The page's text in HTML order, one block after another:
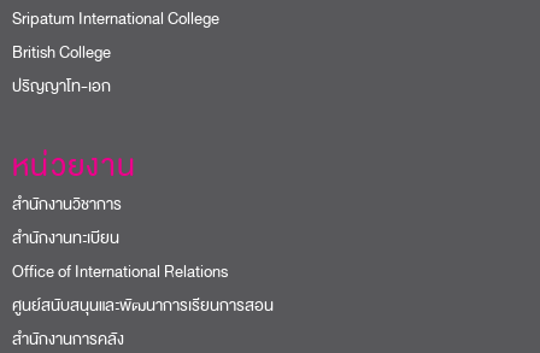
Sripatum International College
British College
ปริญญาโท-เอก
หน่วยงาน
สำนักงานวิชาการ
สำนักงานทะเบียน
Office of International Relations
ศูนย์สนับสนุนและพัฒนาการเรียนการสอน
สำนักงานการคลัง